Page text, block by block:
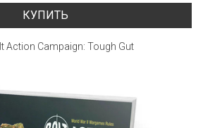
КУПИТЬ
Action Campaign: Tough Gut